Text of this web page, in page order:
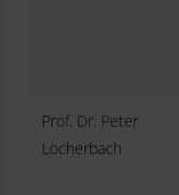
Prof. Dr. Peter
Löcherbach